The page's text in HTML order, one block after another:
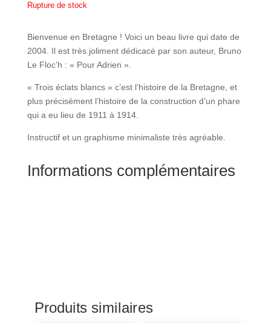
Rupture de stock
Bienvenue en Bretagne ! Voici un beau livre qui date de
2004. Il est très joliment dédicacé par son auteur, Bruno
Le Floc’h : « Pour Adrien ».
« Trois éclats blancs » c’est l’histoire de la Bretagne, et
plus précisément l’histoire de la construction d’un phare
qui a eu lieu de 1911 à 1914.
Instructif et un graphisme minimaliste très agréable.
Informations complémentaires
Produits similaires